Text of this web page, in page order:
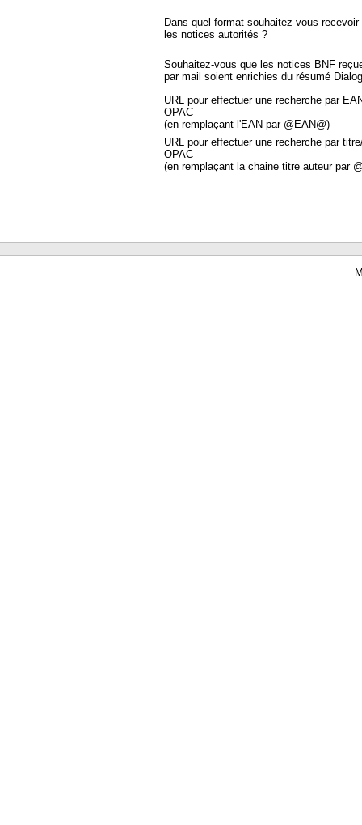
Dans quel format souhaitez-vous recevoir
les notices autorités ?
Souhaitez-vous que les notices BNF
par mail soient enrichies du résumé
URL pour effectuer une recherche par
OPAC
(en remplaçant l'EAN par @EAN@)
URL pour effectuer une recherche par
OPAC
(en remplaçant la chaine titre auteur par